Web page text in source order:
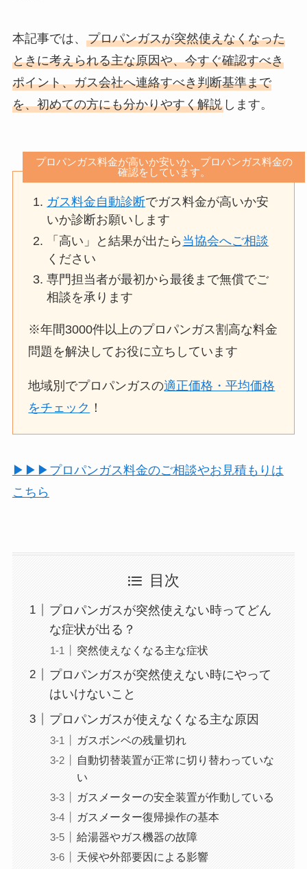
本記事では、 プロパンガスが突然使えなくなった
ときに考えられる主な原因や、今すぐ確認すべき
ポイント、ガス会社へ連絡すべき判断基準まで
を、初めての方にも分かりやすく解説します。
プロパンガス料金が高いか安いか、プロパンガス料金の
確認をしています。
ガス料金自動診断でガス料金が高いか安
いか診断お願いします
「高い」と結果が出たら 当協会へご相談
ください
専門担当者が最初から最後まで無償でご
相談を承ります
※年間3000件以上のプロパンガス割高な料金
問題を解決してお役に立ちしています
地域別でプロパンガスの適正価格・平均価格
をチェック ！
▶︎▶︎▶︎プロパンガス料金のご相談やお見積もりは
こちら
目次
プロパンガスが突然使えない時ってどん
な症状が出る？
突然使えなくなる主な症状
プロパンガスが突然使えない時にやって
はいけないこと
プロパンガスが使えなくなる主な原因
ガスボンベの残量切れ
自動切替装置が正常に切り替わっていな
い
ガスメーターの安全装置が作動している
ガスメーター復帰操作の基本
給湯器やガス機器の故障
天候や外部要因による影響